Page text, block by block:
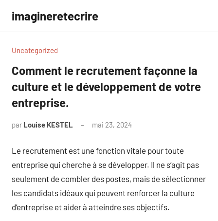
contenu
imagineretecrire
Uncategorized
Comment le recrutement façonne la
culture et le développement de votre
entreprise.
par Louise KESTEL mai 23, 2024
Le recrutement est une fonction vitale pour toute
entreprise qui cherche à se développer. Il ne s’agit pas
seulement de combler des postes, mais de sélectionner
les candidats idéaux qui peuvent renforcer la culture
d’entreprise et aider à atteindre ses objectifs.